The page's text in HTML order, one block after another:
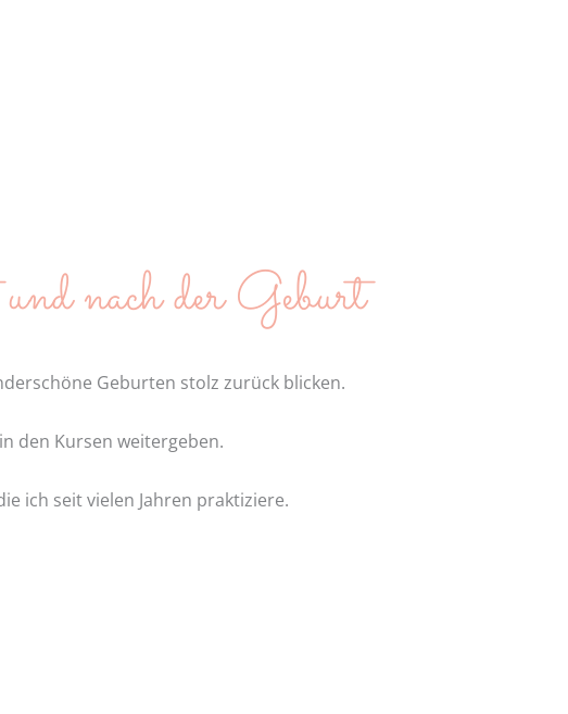
nach der Geburt
Geburten stolz zurück blicken.
den Kursen weitergeben.
ich seit vielen Jahren praktiziere.